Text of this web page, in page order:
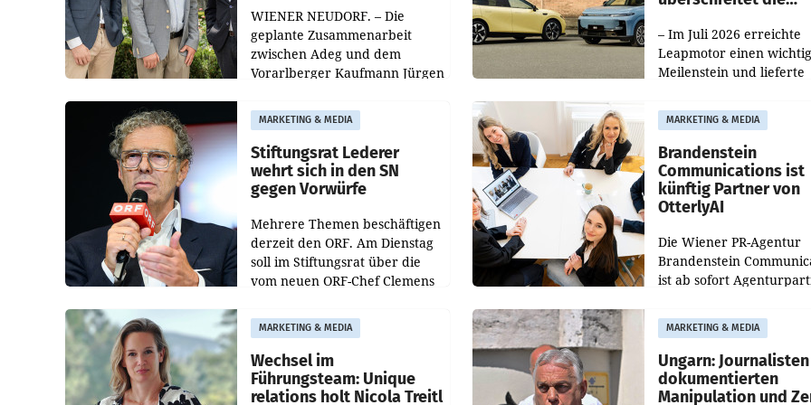
WIENER NEUDORF. – Die
geplante Zusammenarbeit
zwischen Adeg und dem
Vorarlberger Kaufmann Jürgen
freigegeben: Die
Bundeswettbewerbsbehörde
und der Bundeskartellanwalt
– Im Juli 2026 erreichte
Leapmotor einen
Meilenstein und lieferte
aus, womit sich das
gegenüber Juli 2025
verdoppelte (+102
MARKETING & MEDIA
Stiftungsrat Lederer
wehrt sich in den SN
gegen Vorwürfe
Mehrere Themen beschäftigen
derzeit den ORF. Am Dienstag
soll im Stiftungsrat über die
vom neuen ORF-Chef Clemens
Besetzungen für die
Direktionen abgestimmt
werden.
MARKETING & MEDIA
Brandenstein
Communications ist
künftig Partner von
OtterlyAI
Die Wiener PR-Agentur
Brandenstein
ist ab sofort
Optimierungsplattform
OtterlyAI. Damit baut die
Agentur ihr
MARKETING & MEDIA
Wechsel im
Führungsteam: Unique
relations holt Nicola Treitl
MARKETING & MEDIA
Ungarn: Journalisten
dokumentierten
Manipulation und